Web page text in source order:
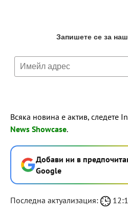
Всяка новина е актив, следете
News Showcase.
Добави ни в
Google
Последна актуализация: